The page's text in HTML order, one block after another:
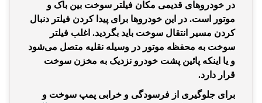
در خودروهای قدیمی مکان فیلتر سوخت بین باک و
موتور است.​ در این خودروها برای پیدا کردن فیلتر دنبال
کردن مسیر انتقال سوخت باید بگردید. اغلب فیلتر
سوخت به محفظه موتور در وسیله نقلیه متصل می‌شود
و یا اینکه پائین پشت خودرو نزدیک به مخزن سوخت
قرار دارد.​
برای جلوگیری از فرسودگی و خرابی پمپ سوخت و